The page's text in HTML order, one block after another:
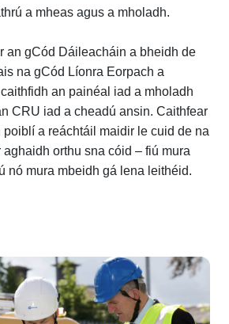
a mheas agus a mholadh.
an gCód Dáileacháin a bheidh de
na gCód Líonra Eorpach a
an painéal iad a mholadh
CRU iad a cheadú ansin. Caithfear
a reáchtáil maidir le cuid de na
aghaidh orthu sna cóid – fiú mura
nó mura mbeidh gá lena leithéid.